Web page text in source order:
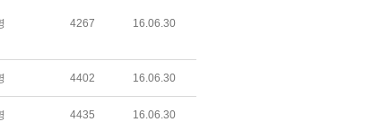
4267 16.06.30
4402 16.06.30
4435 16.06.30